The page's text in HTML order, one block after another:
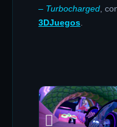
– Turbocharged ,
3DJuegos